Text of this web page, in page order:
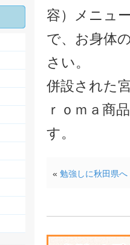
容）メニュ
で、お身体
さい。
併設された
ｒｏｍａ商
す。
« 勉強しに秋田県へ